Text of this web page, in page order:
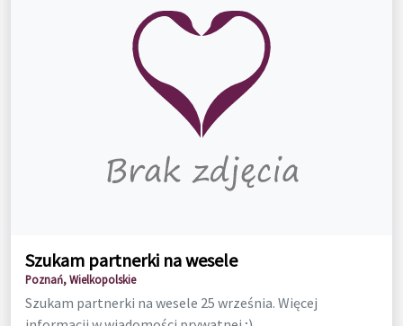
Szukam partnerki na wesele
Poznań, Wielkopolskie
Szukam partnerki na wesele 25 września. Więcej